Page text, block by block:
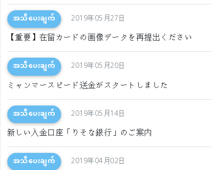
အသိပေးချက် 2019年05月27日
【重要】在留カードの画像データを再提出ください
အသိပေးချက် 2019年05月20日
ミャンマースピード送金がスタートしました
အသိပေးချက် 2019年05月14日
新しい入金口座「りそな銀行」のご案内
အသိပေးချက် 2019年04月02日